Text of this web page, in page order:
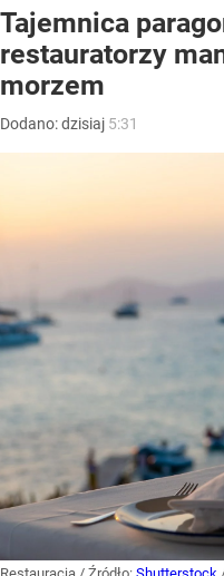
Tajemnica
restauratorzy
morzem
Dodano:dzisiaj 5:31